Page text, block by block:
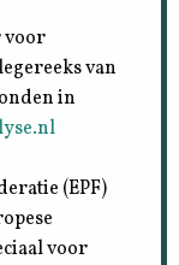
voor
van
in
(EPF)
voor